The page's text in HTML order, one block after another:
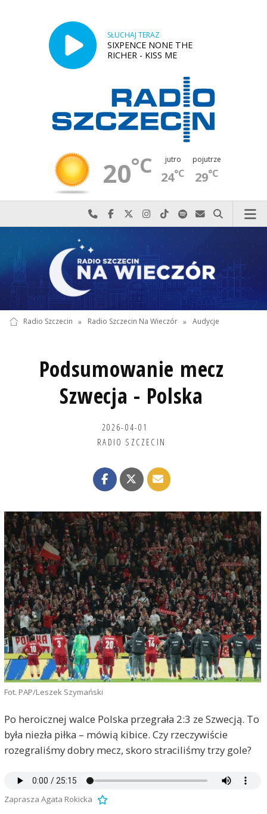
SŁUCHAJ TERAZ
SIXPENCE NONE THE
RICHER - KISS ME
20°C jutro
24°C
pojutrze
29°C
Najlepiej po prostu do nas zadzwoń
Odwiedź nas na Facebook-u
Odwiedź nas na X
Odwiedź nas na Instagram-ie
Odwiedź nas na TikTok-u
Szukaj nas na Spotify
Wyślij do nas
Szukaj
Radio Szczecin » Radio Szczecin Na Wieczór » Audycje
Podsumowanie mecz
Szwecja - Polska
2026-04-01
RADIO SZCZECIN
Fot. PAP/Leszek Szymański
Po heroicznej walce Polska przegrała 2:3 ze Szwecją. To
była niezła piłka – mówią kibice. Czy rzeczywiście
rozegraliśmy dobry mecz, skoro straciliśmy trzy gole?
Zaprasza Agata Rokicka